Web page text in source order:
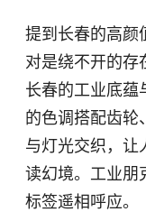
提到长春的高颜
对是绕不开的存
长春的工业底蕴
的色调搭配齿轮
与灯光交织，让
读幻境。工业朋
标签遥相呼应。